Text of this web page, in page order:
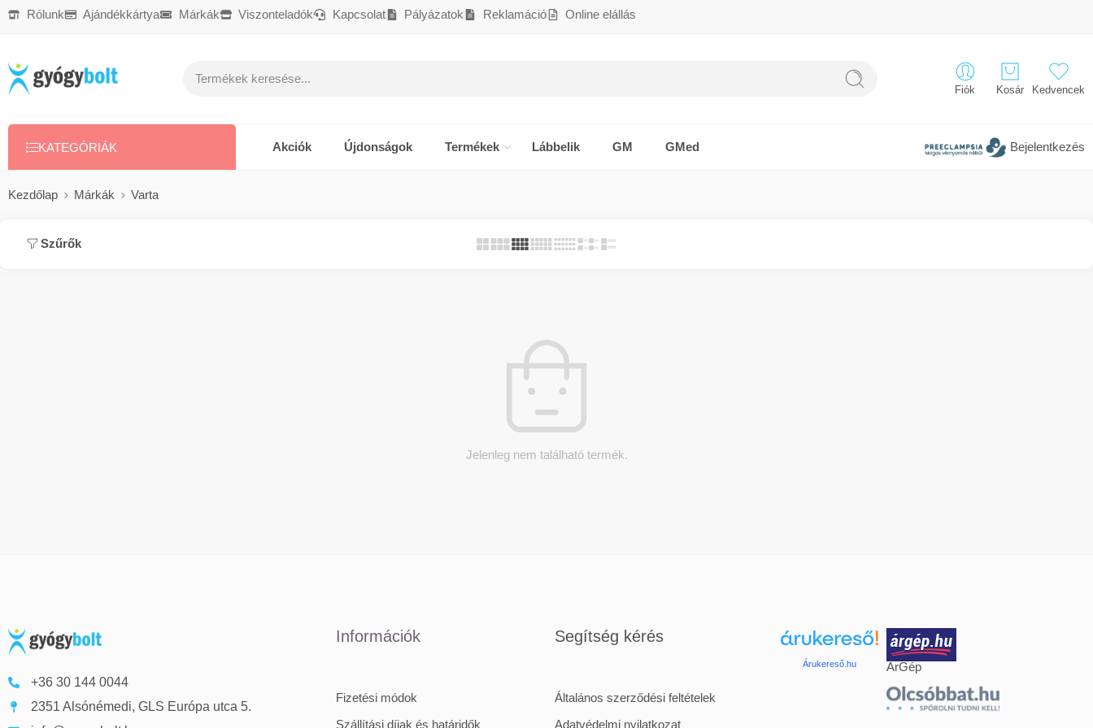
Rólunk Ajándékkártya Márkák Viszonteladók Kapcsolat Pályázatok Reklamáció Online elállás
Fiók Kosár Kedvencek
KATEGÓRIÁK Akciók Újdonságok Termékek Lábbelik GM GMed Bejelentkezés
Kezdőlap Márkák Varta
Szűrők
Jelenleg nem található termék.
+36 30 144 0044
2351 Alsónémedi, GLS Európa utca 5.
Információk
Fizetési módok
Szállítási díjak és határidők
Segítség kérés
Általános szerződési feltételek
Adatvédelmi nyilatkozat
Árukereső.hu ÁrGép